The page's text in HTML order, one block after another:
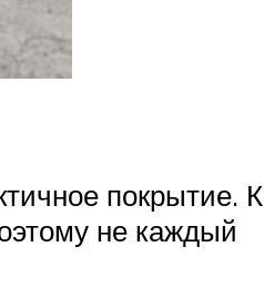
покрытие. К
не каждый